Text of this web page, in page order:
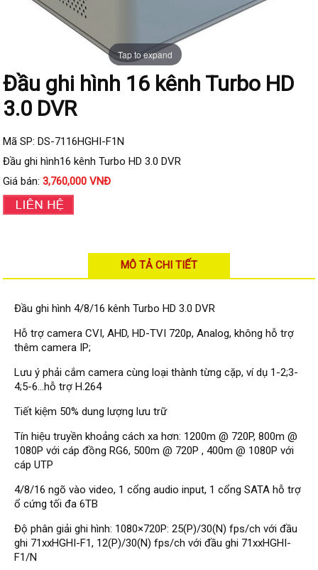
Đầu ghi IP KBVISION
Đầu ghi IP HDParagon
Đầu ghi IP Dahua
Đầu ghi IP Visionhitech
Camera HIKVISION
Camera Dahua
Camera Visionhitech
Đầu ghi HIKVISION
Đầu ghi Visionhitech
Đầu ghi Dahua
Đầu ghi KBVISION
Thiết bị chống trộm
Thiết bị chống trộm Paradox
Thiết bị Enforcer
access control
Khóa điện tử VIRO
Khóa điện tử KBVISION
Access control Syris
Tap to expand
Đầu ghi hình 16 kênh Turbo HD
3.0 DVR
Mã SP: DS-7116HGHI-F1N
Đầu ghi hình16 kênh Turbo HD 3.0 DVR
Giá bán:3,760,000 VNĐ
MÔ TẢ CHI TIẾT
Đầu ghi hình 4/8/16 kênh Turbo HD 3.0 DVR
Hỗ trợ camera CVI, AHD, HD-TVI 720p, Analog, không hỗ trợ
thêm camera IP;
Lưu ý phải cắm camera cùng loại thành từng cặp, ví dụ 1-2;3-
4;5-6...hỗ trợ H.264
Tiết kiệm 50% dung lượng lưu trữ
Tín hiệu truyền khoảng cách xa hơn: 1200m @ 720P, 800m @
1080P với cáp đồng RG6, 500m @ 720P , 400m @ 1080P với
cáp UTP
4/8/16 ngõ vào video, 1 cổng audio input, 1 cổng SATA hỗ trợ
ổ cứng tối đa 6TB
Độ phân giải ghi hình: 1080×720P: 25(P)/30(N) fps/ch với đầu
ghi 71xxHGHI-F1, 12(P)/30(N) fps/ch với đầu ghi 71xxHGHI-
F1/N